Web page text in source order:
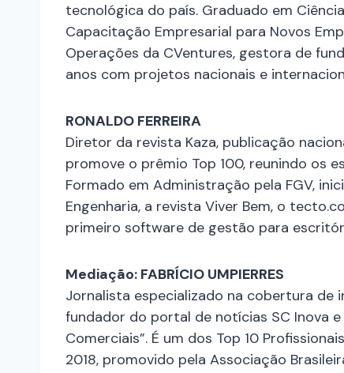
tecnológica do país. Graduado em
Capacitação Empresarial para Novos
Operações da CVentures, gestora de
anos com projetos nacionais e
RONALDO FERREIRA
Diretor da revista Kaza, publicação
promove o prêmio Top 100, reunindo os
Formado em Administração pela FGV,
Engenharia, a revista Viver Bem, o
primeiro software de gestão para
Mediação: FABRÍCIO UMPIERRES
Jornalista especializado na cobertura de
fundador do portal de notícias SC Inova
Comerciais”. É um dos Top 10
2018, promovido pela Associação